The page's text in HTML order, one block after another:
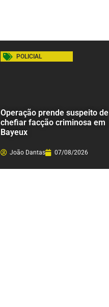
POLICIAL
Operação prende suspeito de
chefiar facção criminosa em
Bayeux
João Dantas 07/08/2026